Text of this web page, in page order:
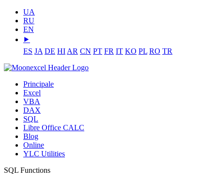
UA
RU
EN
⯈
ES JA DE HI AR CN PT FR IT KO PL RO TR
Principale
Excel
VBA
DAX
SQL
Libre Office CALC
Blog
Online
YLC Utilities
SQL Functions